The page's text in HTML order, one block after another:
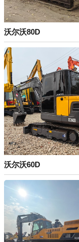
沃尔沃80D
沃尔沃60D